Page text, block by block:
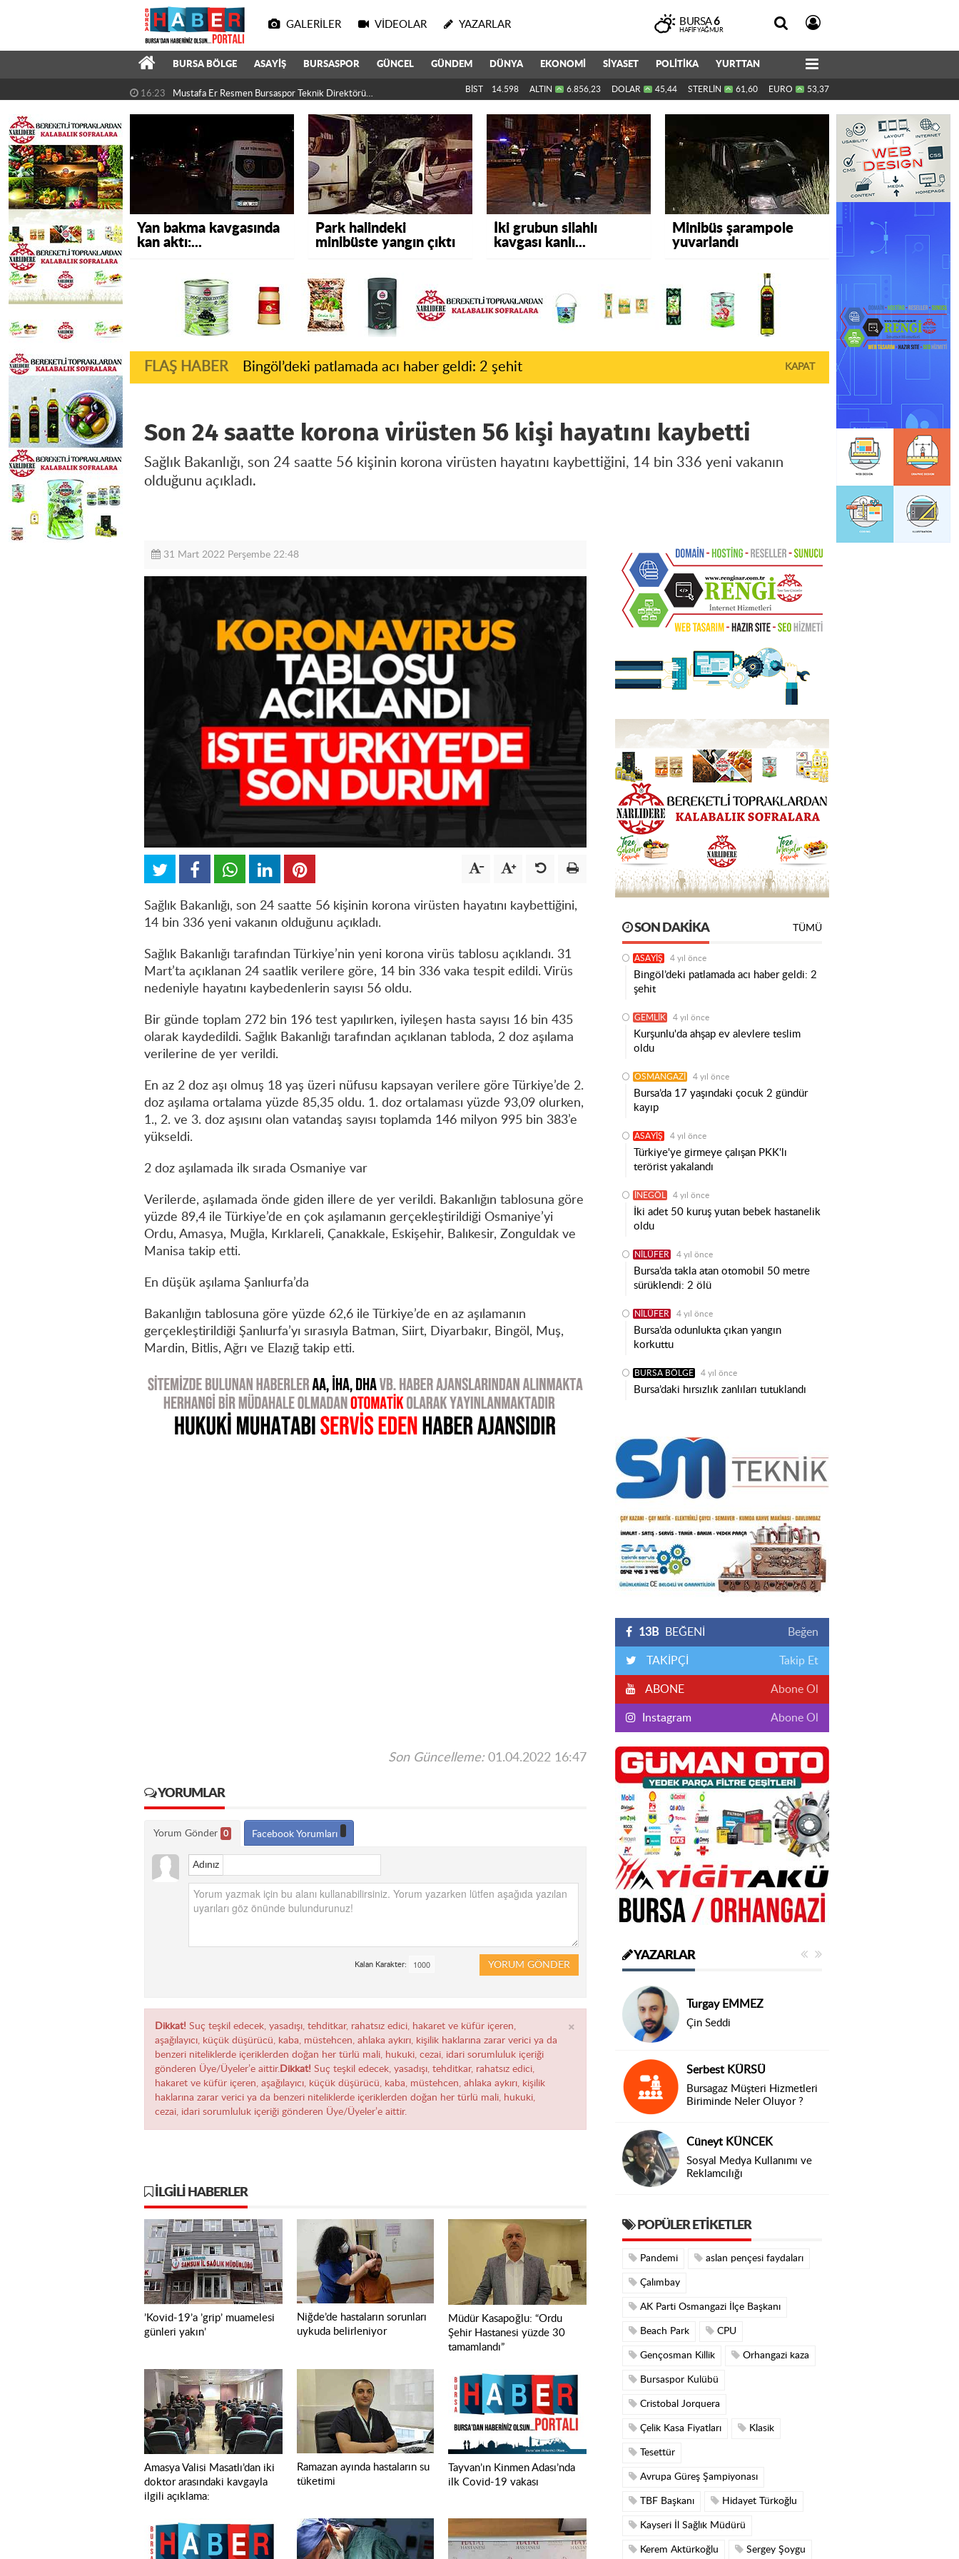
GALERILER VIDEOLAR YAZARLAR BURSA6
HAFIF YAĞMUR
BURSA BÖLGE ASAYİŞ BURSASPOR GÜNCEL GÜNDEM DÜNYA EKONOMİ SİYASET POLİTİKA YURTTAN
16:23 Mustafa Er Resmen Bursaspor Teknik Direktörü Oldu BİST 14.598 ALTIN 6.856,23 DOLAR 45,44 STERLİN 61,60 EURO 53,37
Yan bakma kavgasında
kan aktı:...
Park halindeki
minibüste yangın çıktı
İki grubun silahlı
kavgası kanlı...
Minibüs şarampole
yuvarlandı
FLAŞ HABER Bingöl’deki patlamada acı haber geldi: 2 şehit KAPAT
Son 24 saatte korona virüsten 56 kişi hayatını kaybetti
Sağlık Bakanlığı, son 24 saatte 56 kişinin korona virüsten hayatını kaybettiğini, 14 bin 336 yeni vakanın
olduğunu açıkladı.
31 Mart 2022 Perşembe 22:48
Sağlık Bakanlığı, son 24 saatte 56 kişinin korona virüsten hayatını kaybettiğini,
14 bin 336 yeni vakanın olduğunu açıkladı.
Sağlık Bakanlığı tarafından Türkiye’nin yeni korona virüs tablosu açıklandı. 31
Mart’ta açıklanan 24 saatlik verilere göre, 14 bin 336 vaka tespit edildi. Virüs
nedeniyle hayatını kaybedenlerin sayısı 56 oldu.
Bir günde toplam 272 bin 196 test yapılırken, iyileşen hasta sayısı 16 bin 435
olarak kaydedildi. Sağlık Bakanlığı tarafından açıklanan tabloda, 2 doz aşılama
verilerine de yer verildi.
En az 2 doz aşı olmuş 18 yaş üzeri nüfusu kapsayan verilere göre Türkiye’de 2.
doz aşılama ortalama yüzde 85,35 oldu. 1. doz ortalaması yüzde 93,09 olurken,
1., 2. ve 3. doz aşısını olan vatandaş sayısı toplamda 146 milyon 995 bin 383’e
yükseldi.
2 doz aşılamada ilk sırada Osmaniye var
Verilerde, aşılamada önde giden illere de yer verildi. Bakanlığın tablosuna göre
yüzde 89,4 ile Türkiye’de en çok aşılamanın gerçekleştirildiği Osmaniye’yi
Ordu, Amasya, Muğla, Kırklareli, Çanakkale, Eskişehir, Balıkesir, Zonguldak ve
Manisa takip etti.
En düşük aşılama Şanlıurfa’da
Bakanlığın tablosuna göre yüzde 62,6 ile Türkiye’de en az aşılamanın
gerçekleştirildiği Şanlıurfa’yı sırasıyla Batman, Siirt, Diyarbakır, Bingöl, Muş,
Mardin, Bitlis, Ağrı ve Elazığ takip etti.
Son Güncelleme: 01.04.2022 16:47
YORUMLAR
Yorum Gönder 0 Facebook Yorumları
Adınız
YORUM GÖNDER
Kalan Karakter:
×
Dikkat! Suç teşkil edecek, yasadışı, tehditkar, rahatsız edici, hakaret ve küfür içeren,
aşağılayıcı, küçük düşürücü, kaba, müstehcen, ahlaka aykırı, kişilik haklarına zarar verici ya da
benzeri niteliklerde içeriklerden doğan her türlü mali, hukuki, cezai, idari sorumluluk içeriği
gönderen Üye/Üyeler’e aittir. Dikkat! Suç teşkil edecek, yasadışı, tehditkar, rahatsız edici,
hakaret ve küfür içeren, aşağılayıcı, küçük düşürücü, kaba, müstehcen, ahlaka aykırı, kişilik
haklarına zarar verici ya da benzeri niteliklerde içeriklerden doğan her türlü mali, hukuki,
cezai, idari sorumluluk içeriği gönderen Üye/Üyeler’e aittir.
İLGILI HABERLER
’Kovid-19’a ’grip’ muamelesi
günleri yakın’
Niğde’de hastaların sorunları
uykuda belirleniyor
Müdür Kasapoğlu: “Ordu
Şehir Hastanesi yüzde 30
tamamlandı”
Amasya Valisi Masatlı’dan iki
doktor arasındaki kavgayla
ilgili açıklama:
Ramazan ayında hastaların su
tüketimi
Tayvan’ın Kinmen Adası’nda
ilk Covid-19 vakası
SON DAKIKA TÜMÜ
ASAYİŞ 4 yıl önce
Bingöl’deki patlamada acı haber geldi: 2
şehit
GEMLİK 4 yıl önce
Kurşunlu'da ahşap ev alevlere teslim
oldu
OSMANGAZİ 4 yıl önce
Bursa’da 17 yaşındaki çocuk 2 gündür
kayıp
ASAYİŞ 4 yıl önce
Türkiye'ye girmeye çalışan PKK'lı
terörist yakalandı
İNEGÖL 4 yıl önce
İki adet 50 kuruş yutan bebek hastanelik
oldu
NİLÜFER 4 yıl önce
Bursa’da takla atan otomobil 50 metre
sürüklendi: 2 ölü
NİLÜFER 4 yıl önce
Bursa’da odunlukta çıkan yangın
korkuttu
BURSA BÖLGE 4 yıl önce
Bursa’daki hırsızlık zanlıları tutuklandı
13B BEĞENİ Beğen
TAKİPÇİ Takip Et
ABONE Abone Ol
Instagram Abone Ol
YAZARLAR
Turgay EMMEZ
Çin Seddi
Serbest KÜRSÜ
Bursagaz Müşteri Hizmetleri
Biriminde Neler Oluyor ?
Cüneyt KÜNCEK
Sosyal Medya Kullanımı ve
Reklamcılığı
POPÜLER ETIKETLER
Pandemi aslan pençesi faydaları
Çalımbay
AK Parti Osmangazi İlçe Başkanı
Beach Park CPU
Gençosman Killik Orhangazi kaza
Bursaspor Kulübü
Cristobal Jorquera
Çelik Kasa Fiyatları Klasik
Tesettür
Avrupa Güreş Şampiyonası
TBF Başkanı Hidayet Türkoğlu
Kayseri İl Sağlık Müdürü
Kerem Aktürkoğlu Sergey Şoygu